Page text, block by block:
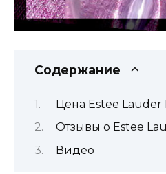
Содержание
Цена Estee Lauder
Отзывы о Estee
Видео